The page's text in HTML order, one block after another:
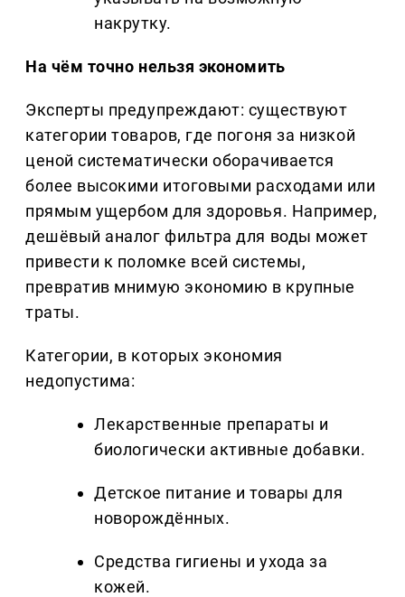
накрутку.
На чём точно нельзя экономить
Эксперты предупреждают: существуют
категории товаров, где погоня за низкой
ценой систематически оборачивается
более высокими итоговыми расходами или
прямым ущербом для здоровья. Например,
дешёвый аналог фильтра для воды может
привести к поломке всей системы,
превратив мнимую экономию в крупные
траты.
Категории, в которых экономия
недопустима:
Лекарственные препараты и
биологически активные добавки.
Детское питание и товары для
новорождённых.
Средства гигиены и ухода за
кожей.